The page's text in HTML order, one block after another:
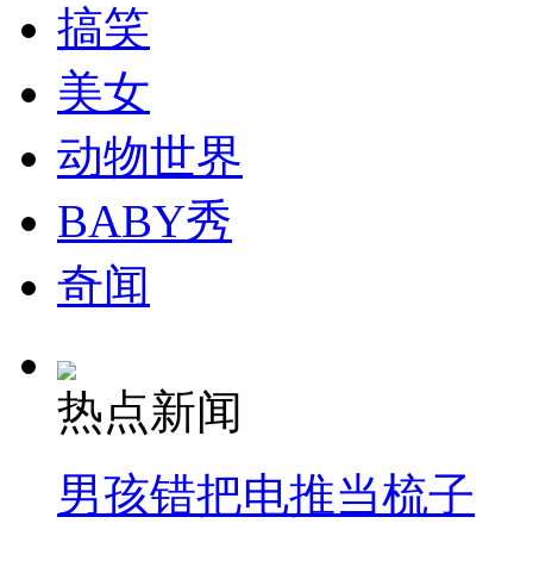
司机酒驾遇交警 急速倒车逃窜
搞笑
美女
动物世界
BABY秀
奇闻
热点新闻
男孩错把电推当梳子